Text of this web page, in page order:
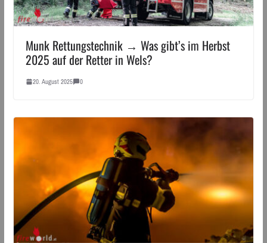
Munk Rettungstechnik → Was gibt’s im Herbst
2025 auf der Retter in Wels?
20. August 2025 0